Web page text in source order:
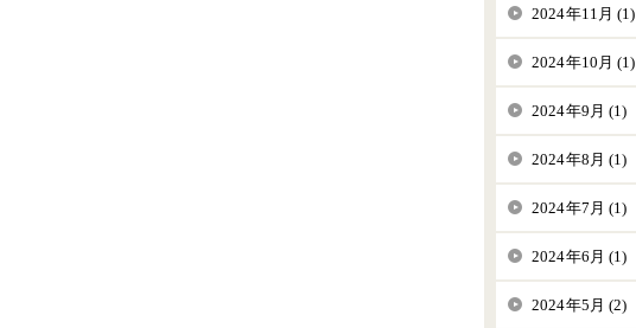
2024年11月 (1)
2024年10月 (1)
2024年9月 (1)
2024年8月 (1)
2024年7月 (1)
2024年6月 (1)
2024年5月 (2)